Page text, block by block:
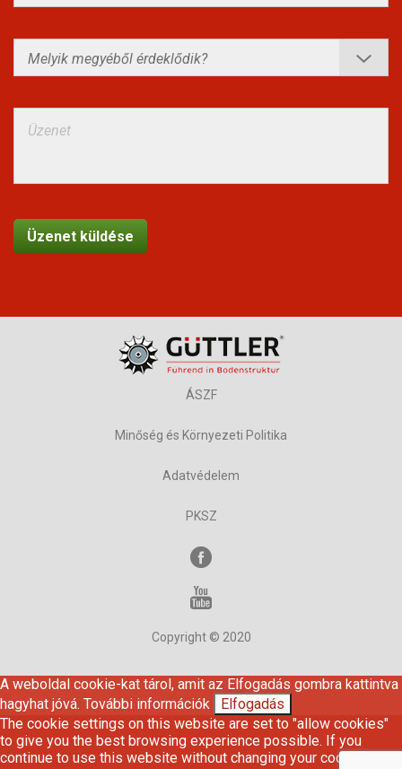
ÁSZF
Minőség és Környezeti Politika
Adatvédelem
PKSZ
Copyright © 2020
A weboldal cookie-kat tárol, amit az Elfogadás gombra kattintva
hagyhat jóvá. További információk
Elfogadás
The cookie settings on this website are set to "allow cookies"
to give you the best browsing experience possible. If you
continue to use this website without changing your cookie